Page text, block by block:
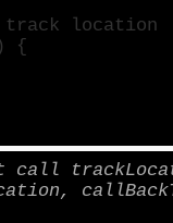
track location
{
call